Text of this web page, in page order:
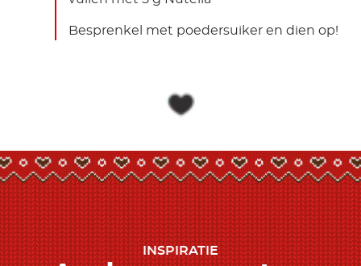
Besprenkel met poedersuiker en dien op!
INSPIRATIE